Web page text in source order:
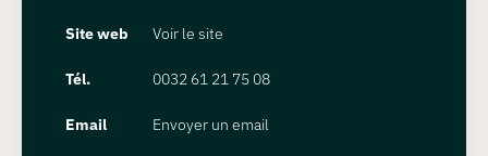
Site web Voir le site
Tél. 0032 61 21 75 08
Email Envoyer un email